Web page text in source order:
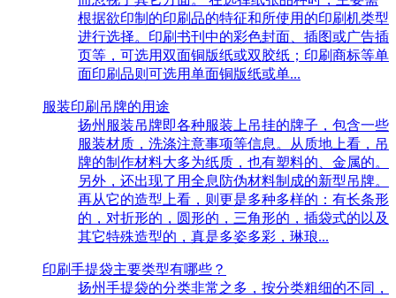
根据欲印制的印刷品的特征和所使用的印刷机类型
进行选择。印刷书刊中的彩色封面、插图或广告插
页等，可选用双面铜版纸或双胶纸；印刷商标等单
面印刷品则可选用单面铜版纸或单...
服装印刷吊牌的用途
扬州服装吊牌即各种服装上吊挂的牌子，包含一些
服装材质，洗涤注意事项等信息。从质地上看，吊
牌的制作材料大多为纸质，也有塑料的、金属的。
另外，还出现了用全息防伪材料制成的新型吊牌。
再从它的造型上看，则更是多种多样的：有长条形
的，对折形的，圆形的，三角形的，插袋式的以及
其它特殊造型的，真是多姿多彩，琳琅...
印刷手提袋主要类型有哪些？
扬州手提袋的分类非常之多，按分类粗细的不同，